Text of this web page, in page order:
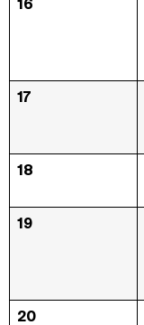
16
17
18
19
20